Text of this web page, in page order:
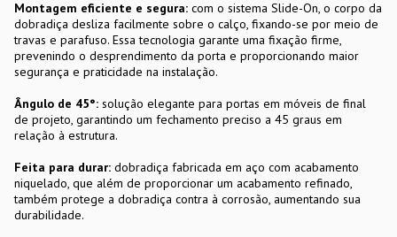
Montagem eficiente e segura: com o sistema Slide-On, o corpo da
dobradiça desliza facilmente sobre o calço, fixando-se por meio de
travas e parafuso. Essa tecnologia garante uma fixação firme,
prevenindo o desprendimento da porta e proporcionando maior
segurança e praticidade na instalação.
Ângulo de 45°: solução elegante para portas em móveis de final
de projeto, garantindo um fechamento preciso a 45 graus em
relação à estrutura.
Feita para durar: dobradiça fabricada em aço com acabamento
niquelado, que além de proporcionar um acabamento refinado,
também protege a dobradiça contra à corrosão, aumentando sua
durabilidade.